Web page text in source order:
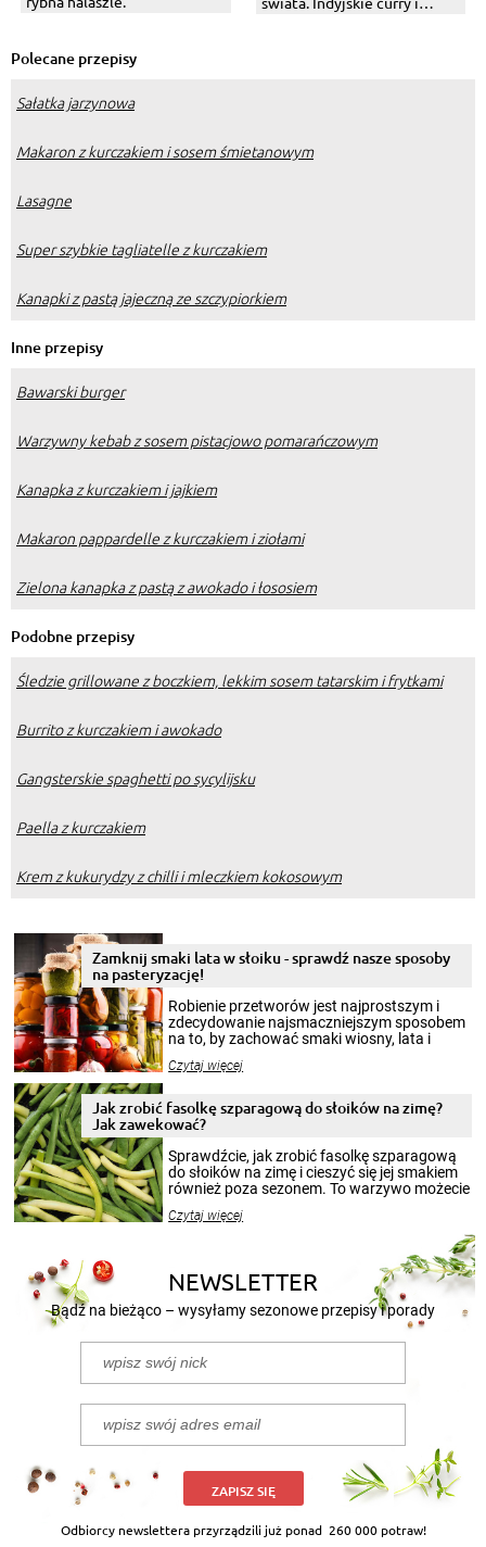
Polecane przepisy
Sałatka jarzynowa
Makaron z kurczakiem i sosem śmietanowym
Lasagne
Super szybkie tagliatelle z kurczakiem
Kanapki z pastą jajeczną ze szczypiorkiem
Inne przepisy
Bawarski burger
Warzywny kebab z sosem pistacjowo pomarańczowym
Kanapka z kurczakiem i jajkiem
Makaron pappardelle z kurczakiem i ziołami
Zielona kanapka z pastą z awokado i łososiem
Podobne przepisy
Śledzie grillowane z boczkiem, lekkim sosem tatarskim i frytkami
Burrito z kurczakiem i awokado
Gangsterskie spaghetti po sycylijsku
Paella z kurczakiem
Krem z kukurydzy z chilli i mleczkiem kokosowym
Zamknij smaki lata w słoiku - sprawdź nasze sposoby
na pasteryzację!
Robienie przetworów jest najprostszym i
zdecydowanie najsmaczniejszym sposobem
na to, by zachować smaki wiosny, lata i
krajobrazów, by cieszyć nimi oko w sezonie
pełni poczuć atmosferę cieplejszych
miesięcy. Przygotowanie słoików ze
patenty, które pozwolą zachować świeżość
przetworów.
Czytaj więcej
Jak zrobić fasolkę szparagową do słoików na zimę?
Jak zawekować?
Sprawdźcie, jak zrobić fasolkę szparagową
do słoików na zimę i cieszyć się jej smakiem
również poza sezonem. To warzywo możecie
nasze propozycje!
Czytaj więcej
NEWSLETTER
Bądź na bieżąco – wysyłamy sezonowe przepisy i porady
ZAPISZ SIĘ
Odbiorcy newslettera przyrządzili już ponad 260 000 potraw!